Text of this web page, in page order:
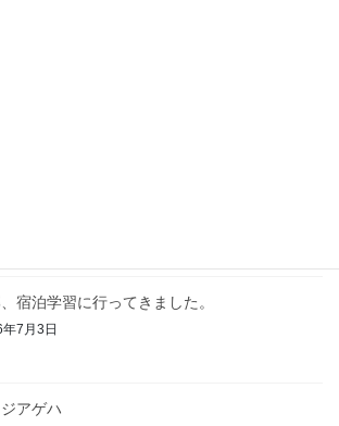
宿泊学習に行ってきました。
7月3日
アゲハ